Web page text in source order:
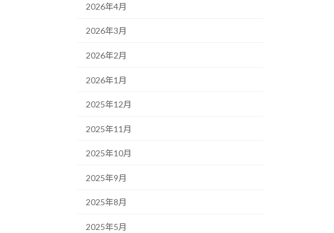
2026年4月
2026年3月
2026年2月
2026年1月
2025年12月
2025年11月
2025年10月
2025年9月
2025年8月
2025年5月